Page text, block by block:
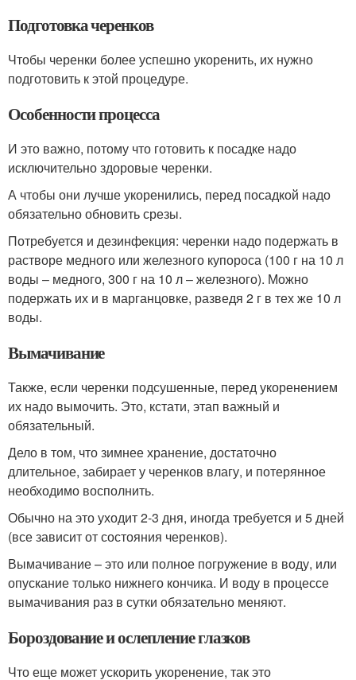
Подготовка черенков
Чтобы черенки более успешно укоренить, их нужно
подготовить к этой процедуре.
Особенности процесса
И это важно, потому что готовить к посадке надо
исключительно здоровые черенки.
А чтобы они лучше укоренились, перед посадкой надо
обязательно обновить срезы.
Потребуется и дезинфекция: черенки надо подержать в
растворе медного или железного купороса (100 г на 10 л
воды – медного, 300 г на 10 л – железного). Можно
подержать их и в марганцовке, разведя 2 г в тех же 10 л
воды.
Вымачивание
Также, если черенки подсушенные, перед укоренением
их надо вымочить. Это, кстати, этап важный и
обязательный.
Дело в том, что зимнее хранение, достаточно
длительное, забирает у черенков влагу, и потерянное
необходимо восполнить.
Обычно на это уходит 2-3 дня, иногда требуется и 5 дней
(все зависит от состояния черенков).
Вымачивание – это или полное погружение в воду, или
опускание только нижнего кончика. И воду в процессе
вымачивания раз в сутки обязательно меняют.
Бороздование и ослепление глазков
Что еще может ускорить укоренение, так это